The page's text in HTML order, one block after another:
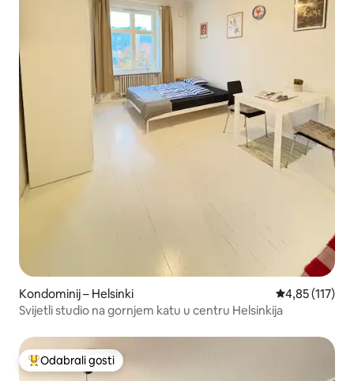
Kondominij – Helsinki Prosječna
4,85 (117)
Svijetli studio na gornjem katu u centru Helsinkija
Među najviše rangiranima s oznakom „Odabrali gosti”
Odabrali gosti